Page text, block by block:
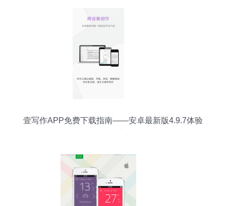
壹写作APP免费下载指南——安卓最新版4.9.7体验